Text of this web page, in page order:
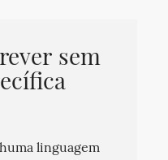
sem
linguagem